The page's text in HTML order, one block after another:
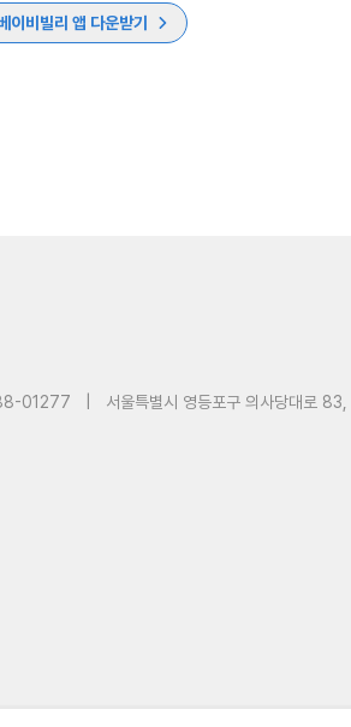
이비빌리 앱 다운받기
01277
서울특별시 영등포구 의사당대로